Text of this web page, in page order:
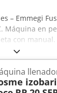
– Emmegi
Máquina en
con manual.
4200